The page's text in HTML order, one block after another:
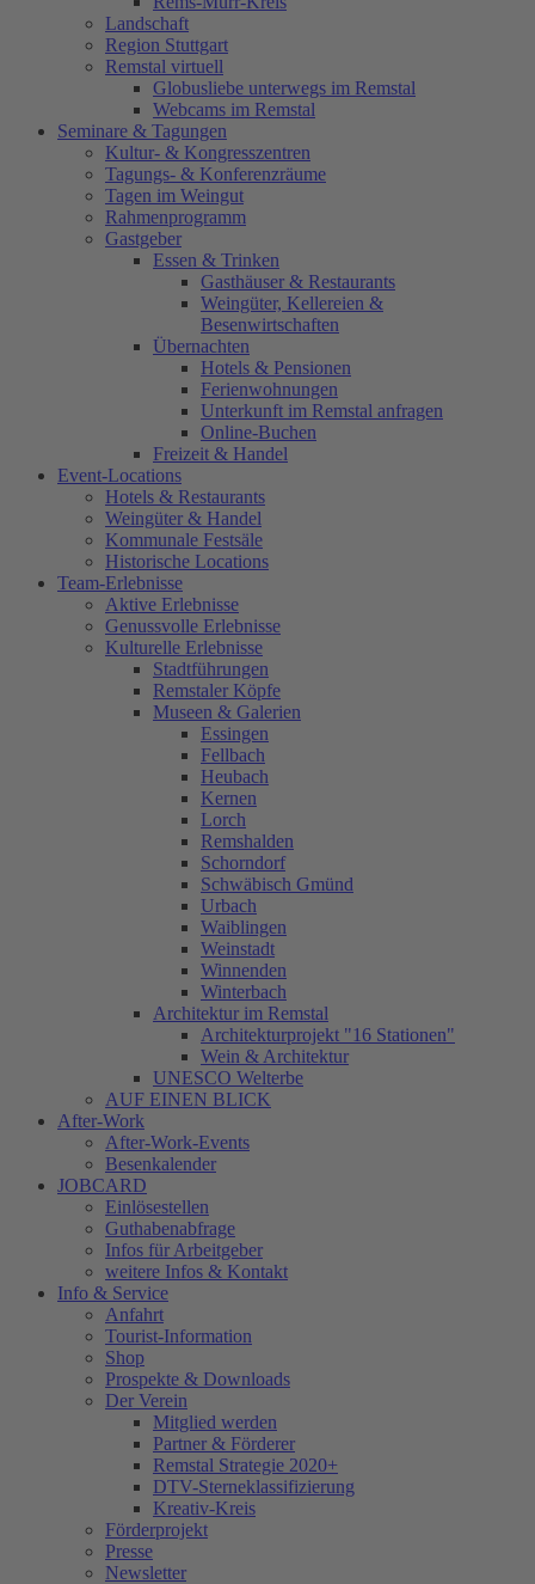
Landschaft
Region Stuttgart
Remstal virtuell
Globusliebe unterwegs im Remstal
Webcams im Remstal
Seminare & Tagungen
Kultur- & Kongresszentren
Tagungs- & Konferenzräume
Tagen im Weingut
Rahmenprogramm
Gastgeber
Essen & Trinken
Gasthäuser & Restaurants
Weingüter, Kellereien &
Besenwirtschaften
Übernachten
Hotels & Pensionen
Ferienwohnungen
Unterkunft im Remstal anfragen
Online-Buchen
Freizeit & Handel
Event-Locations
Hotels & Restaurants
Weingüter & Handel
Kommunale Festsäle
Historische Locations
Team-Erlebnisse
Aktive Erlebnisse
Genussvolle Erlebnisse
Kulturelle Erlebnisse
Stadtführungen
Remstaler Köpfe
Museen & Galerien
Essingen
Fellbach
Heubach
Kernen
Lorch
Remshalden
Schorndorf
Schwäbisch Gmünd
Urbach
Waiblingen
Weinstadt
Winnenden
Winterbach
Architektur im Remstal
Architekturprojekt "16 Stationen"
Wein & Architektur
UNESCO Welterbe
AUF EINEN BLICK
After-Work
After-Work-Events
Besenkalender
JOBCARD
Einlösestellen
Guthabenabfrage
Infos für Arbeitgeber
weitere Infos & Kontakt
Info & Service
Anfahrt
Tourist-Information
Shop
Prospekte & Downloads
Der Verein
Mitglied werden
Partner & Förderer
Remstal Strategie 2020+
DTV-Sterneklassifizierung
Kreativ-Kreis
Förderprojekt
Presse
Newsletter